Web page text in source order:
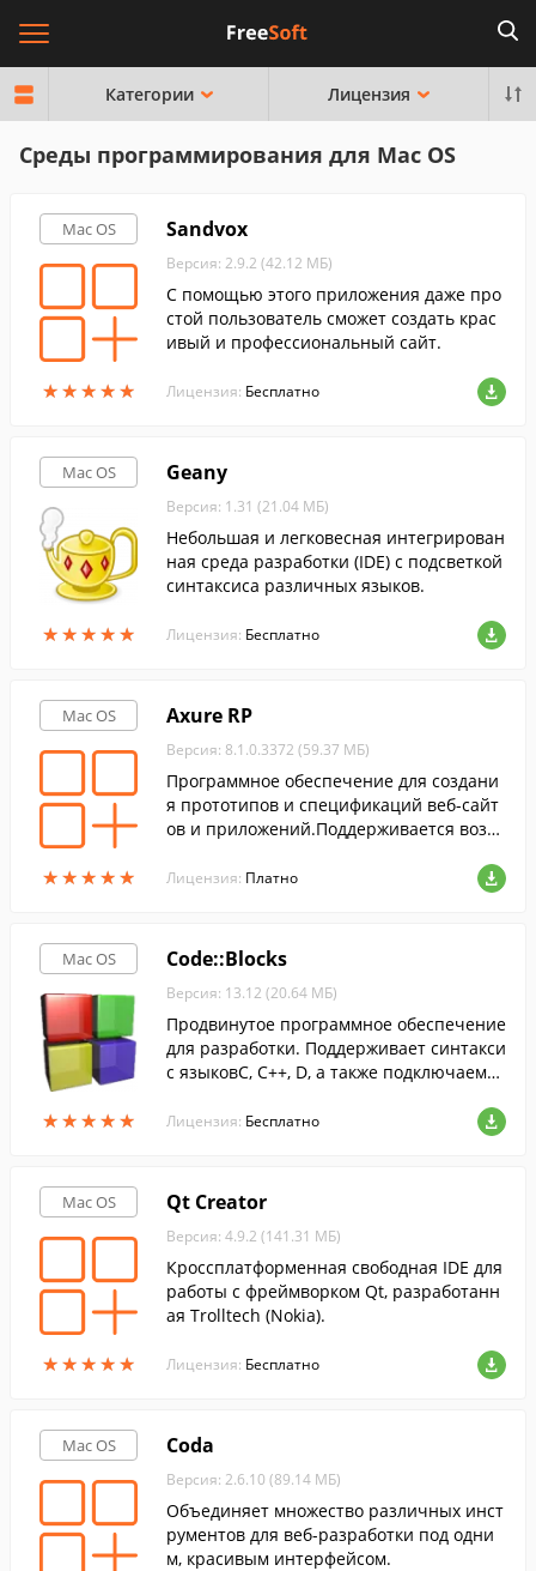
Категории Лицензия
Среды программирования для Mac OS
Mac OS
★★★★★
★★★★★
Sandvox
Версия: 2.9.2 (42.12 МБ)
С помощью этого приложения даже про
стой пользователь сможет создать крас
ивый и профессиональный сайт.
Лицензия: Бесплатно
Mac OS
★★★★★
★★★★★
Geany
Версия: 1.31 (21.04 МБ)
Небольшая и легковесная интегрирован
ная среда разработки (IDE) с подсветкой
синтаксиса различных языков.
Лицензия: Бесплатно
Mac OS
★★★★★
★★★★★
Axure RP
Версия: 8.1.0.3372 (59.37 МБ)
Программное обеспечение для создани
я прототипов и спецификаций веб-сайт
ов и приложений.Поддерживается возм
инства элементов интерфейса.
Лицензия: Платно
Mac OS
★★★★★
★★★★★
Code::Blocks
Версия: 13.12 (20.64 МБ)
Продвинутое программное обеспечение
для разработки. Поддерживает синтакси
с языковС, С++, D, а также подключаемы
Лицензия: Бесплатно
Mac OS
★★★★★
★★★★★
Qt Creator
Версия: 4.9.2 (141.31 МБ)
Кроссплатформенная свободная IDE для
работы с фреймворком Qt, разработанн
ая Trolltech (Nokia).
Лицензия: Бесплатно
Mac OS Coda
Версия: 2.6.10 (89.14 МБ)
Объединяет множество различных инст
рументов для веб-разработки под одни
м, красивым интерфейсом.